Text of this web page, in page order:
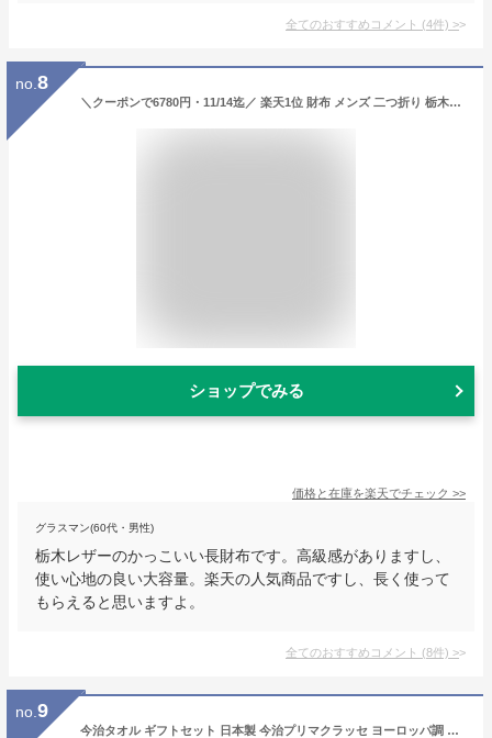
全てのおすすめコメント (4件) >
no. 8
＼クーポンで6780円・11/14迄／ 楽天1位 財布 メンズ 二つ折り 栃木レザー 長財布 本革 薄い 高級感 レディース財布 ブランド ウォレット 牛革 小銭入れ レザー サイフ ハンドメイド シンプル 無地 大容量 男性 紳士用 おしゃれ 男女兼用 クリスマ 誕生日 ギフト 送料無料
ショップでみる
価格と在庫を楽天でチェック >>
グラスマン(60代・男性)
栃木レザーのかっこいい長財布です。高級感がありますし、
使い心地の良い大容量。楽天の人気商品ですし、長く使って
もらえると思いますよ。
全てのおすすめコメント (8件) >
no. 9
今治タオル ギフトセット 日本製 今治プリマクラッセ ヨーロッパ調 大判 バスタオル| おしゃれ ギフト お返し プレゼント お礼 女性 ブランド 内祝い タオル タオルギフト セット 出産 高級タオル 結婚内祝い 日用品雑貨 古希 お祝い 新築祝い 御歳暮 【GIFT】